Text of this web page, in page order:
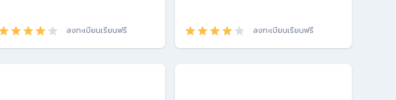
ลงทะเบียนเรียนฟรี ลงทะเบียนเรียนฟรี